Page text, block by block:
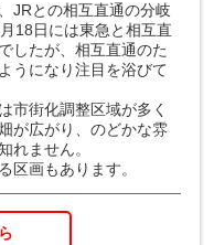
JRとの相互直通の分岐
18日には東急と相互直
したが、相互直通のた
うになり注目を浴びて
市街化調整区域が多く
が広がり、のどかな雰
れません。
区画もあります。